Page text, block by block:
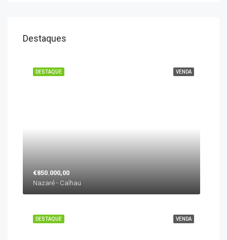
Destaques
VENDA
DESTAQUE
€850.000,00
Nazaré - Calhau
VENDA
DESTAQUE